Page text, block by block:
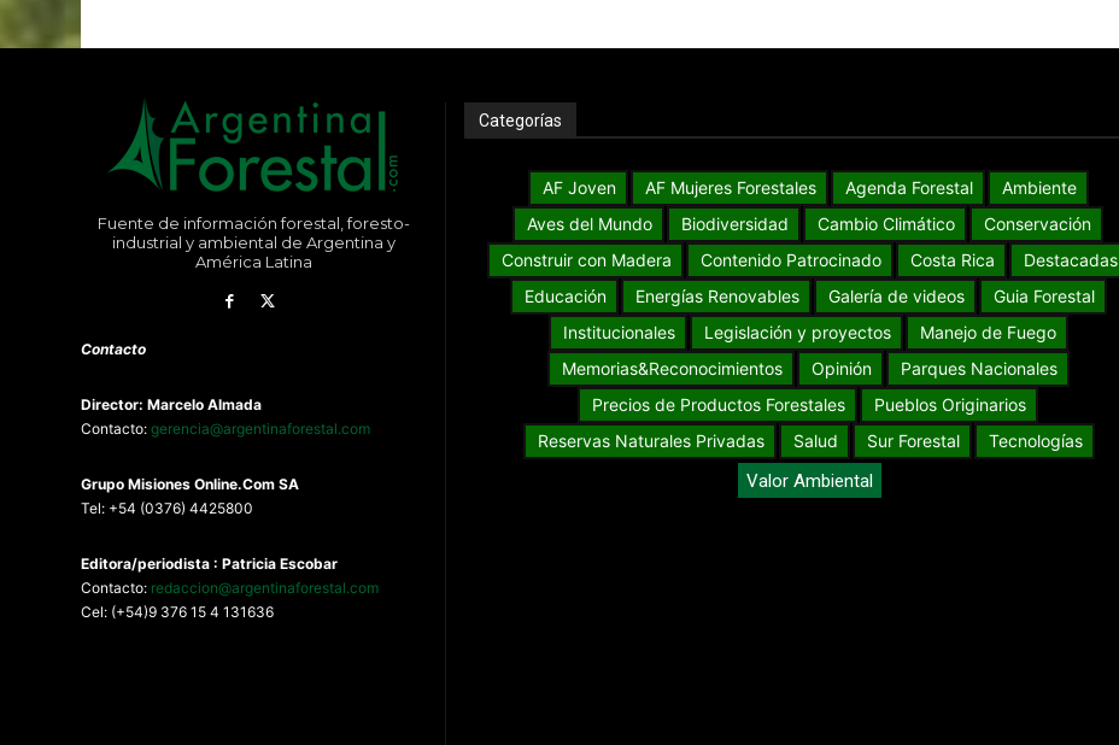
Fuente de información forestal, foresto-
industrial y ambiental de Argentina y
América Latina
Contacto
Director: Marcelo Almada
Contacto: gerencia@argentinaforestal.com
Grupo MisionesOnline.Com SA
Tel: +54 (0376) 4425800
Editora/periodista : Patricia Escobar
Contacto: redaccion@argentinaforestal.com
Cel: (+54)9 376 15 4 131636
Categorías
AF Joven AF Mujeres Forestales Agenda Forestal
Ambiente
Aves del Mundo
Biodiversidad Cambio Climático
Conservación
Construir con Madera
Contenido Patrocinado Costa Rica
Destacadas
Educación
Energías Renovables Galería de videos
Guia Forestal
Institucionales
Legislación y proyectos
Manejo de Fuego
Memorias&Reconocimientos
Opinión
Parques Nacionales
Precios de Productos Forestales
Pueblos Originarios
Reservas Naturales Privadas
Salud Sur Forestal Tecnologías
Valor Ambiental